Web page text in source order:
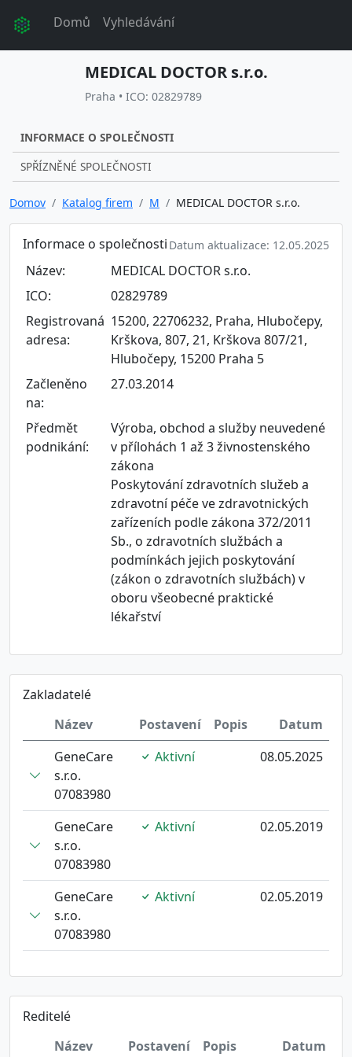
Domů Vyhledávání
MEDICAL DOCTOR s.r.o.
Praha • ICO: 02829789
INFORMACE O SPOLEČNOSTI
SPŘÍZNĚNÉ SPOLEČNOSTI
Domov Katalog firem M MEDICAL DOCTOR s.r.o.
Informace o společnosti Datum aktualizace: 12.05.2025
Název:
MEDICAL DOCTOR s.r.o.
ICO:
02829789
Registrovaná
adresa:
15200, 22706232, Praha, Hlubočepy,
Krškova, 807, 21, Krškova 807/21,
Hlubočepy, 15200 Praha 5
Začleněno
na:
27.03.2014
Předmět
podnikání:
Výroba, obchod a služby neuvedené
v přílohách 1 až 3 živnostenského
zákona
Poskytování zdravotních služeb a
zdravotní péče ve zdravotnických
zařízeních podle zákona 372/2011
Sb., o zdravotních službách a
podmínkách jejich poskytování
(zákon o zdravotních službách) v
oboru všeobecné praktické
lékařství
Zakladatelé
Název
Postavení Popis
Datum
GeneCare
s.r.o.
07083980
Aktivní 08.05.2025
GeneCare
s.r.o.
07083980
Aktivní 02.05.2019
GeneCare
s.r.o.
07083980
Aktivní 02.05.2019
Reditelé
Název
Postavení Popis Datum